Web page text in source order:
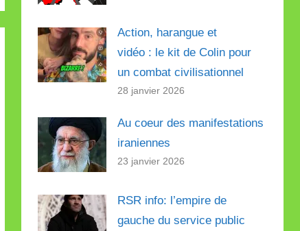
Action, harangue et
vidéo : le kit de Colin pour
un combat civilisationnel
28 janvier 2026
Au coeur des manifestations
iraniennes
23 janvier 2026
RSR info: l’empire de
gauche du service public